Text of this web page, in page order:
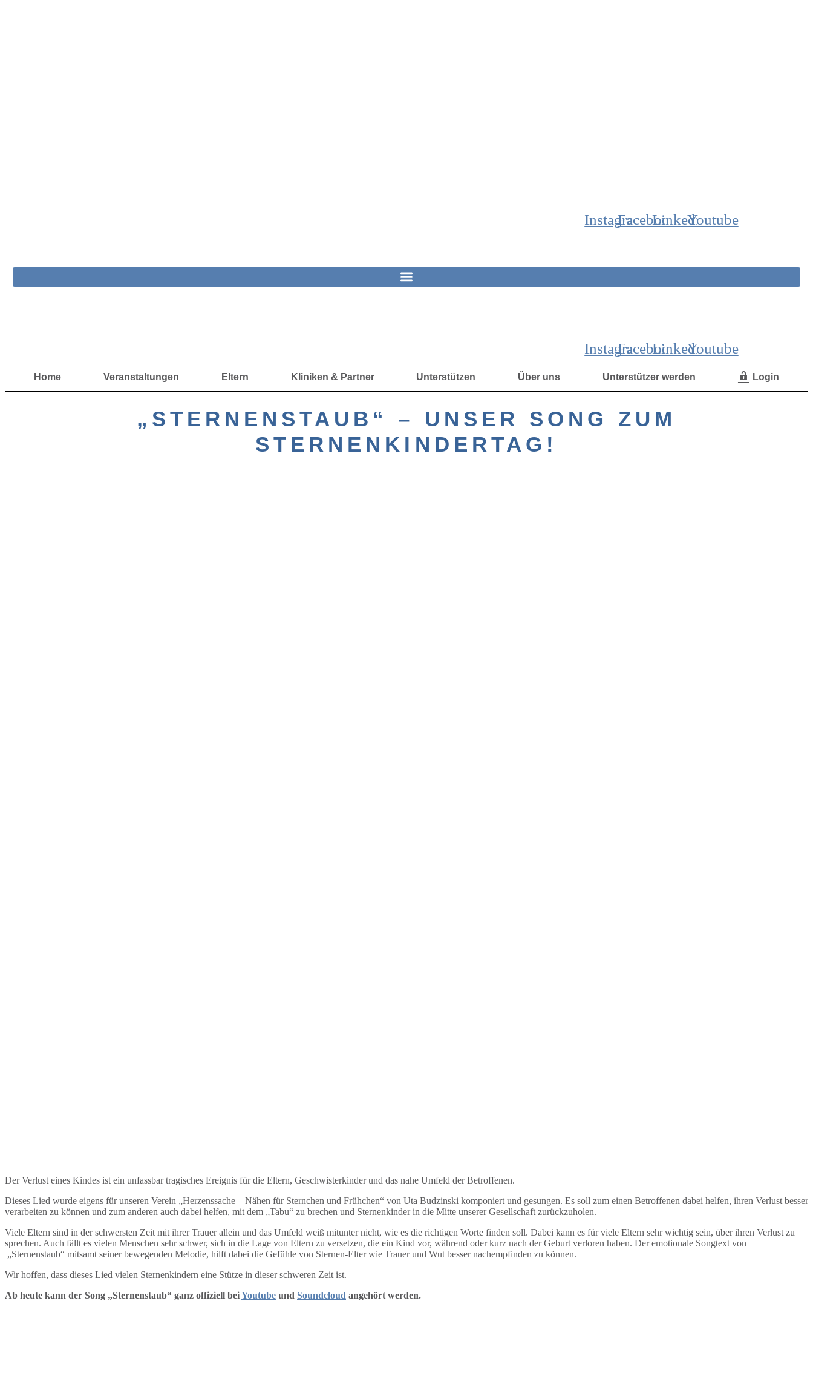
InstagramFacebookLinkedinYoutube
InstagramFacebookLinkedinYoutube
Home Veranstaltungen Eltern Kliniken & Partner Unterstützen Über uns Unterstützer werden Login
„STERNENSTAUB“ – UNSER SONG ZUM
STERNENKINDERTAG!
Der Verlust eines Kindes ist ein unfassbar tragisches Ereignis für die Eltern, Geschwisterkinder und das nahe Umfeld der Betroffenen.
Dieses Lied wurde eigens für unseren Verein „Herzenssache – Nähen für Sternchen und Frühchen“ von Uta Budzinski komponiert und gesungen. Es soll zum einen Betroffenen dabei helfen, ihren Verlust besser
verarbeiten zu können und zum anderen auch dabei helfen, mit dem „Tabu“ zu brechen und Sternenkinder in die Mitte unserer Gesellschaft zurückzuholen.
Viele Eltern sind in der schwersten Zeit mit ihrer Trauer allein und das Umfeld weiß mitunter nicht, wie es die richtigen Worte finden soll. Dabei kann es für viele Eltern sehr wichtig sein, über ihren Verlust zu
sprechen. Auch fällt es vielen Menschen sehr schwer, sich in die Lage von Eltern zu versetzen, die ein Kind vor, während oder kurz nach der Geburt verloren haben. Der emotionale Songtext von
„Sternenstaub“ mitsamt seiner bewegenden Melodie, hilft dabei die Gefühle von Sternen-Elter wie Trauer und Wut besser nachempfinden zu können.
Wir hoffen, dass dieses Lied vielen Sternenkindern eine Stütze in dieser schweren Zeit ist.
Ab heute kann der Song „Sternenstaub“ ganz offiziell beiYoutube und Soundcloud angehört werden.